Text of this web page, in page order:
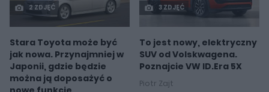
2 ZDJĘĆ
Stara Toyota może być
jak nowa. Przynajmniej w
Japonii, gdzie będzie
można ją doposażyć o
3 ZDJĘĆ
To jest nowy, elektryczny
SUV od Volskwagena.
Poznajcie VW ID.Era 5X
Piotr Zajt